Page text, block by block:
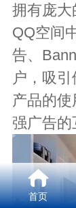
拥有庞
QQ空间
告、
户，吸
产品的
强广告的
首页